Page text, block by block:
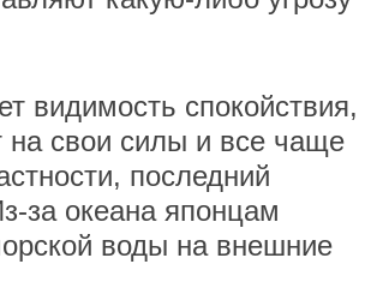
видимость спокойствия,
свои силы и все чаще
последний
за океана японцам
воды на внешние